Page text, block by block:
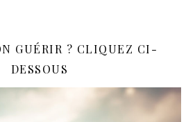
GUÉRIR ? CLIQUEZ CI-
DESSOUS